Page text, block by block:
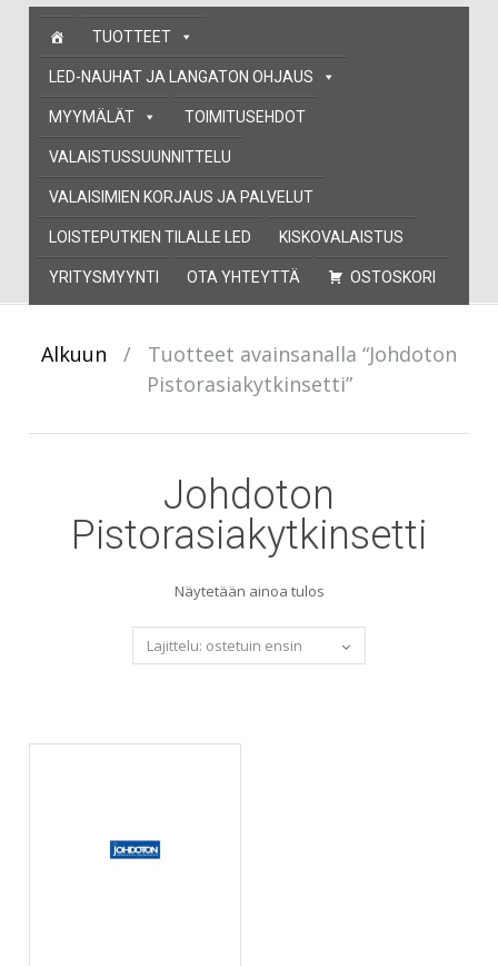
Skip
content
TUOTTEET
LED-NAUHAT JA LANGATON OHJAUS
MYYMÄLÄT TOIMITUSEHDOT
VALAISTUSSUUNNITTELU
VALAISIMIEN KORJAUS JA PALVELUT
LOISTEPUTKIEN TILALLE LED KISKOVALAISTUS
YRITYSMYYNTI OTA YHTEYTTÄ OSTOSKORI
Alkuun /
Tuotteet avainsanalla “Johdoton
Pistorasiakytkinsetti”
Johdoton
Pistorasiakytkinsetti
Näytetään ainoa tulos